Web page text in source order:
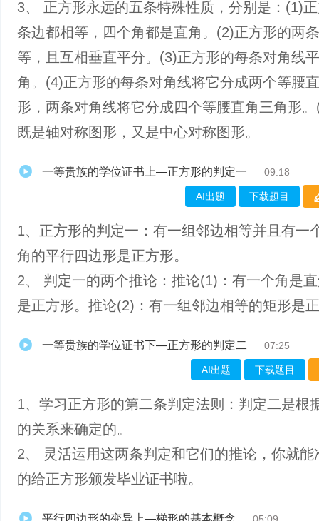
3、 正方形永远的五条特殊性质，分别是：(1)
条边都相等，四个角都是直角。(2)正方形的两
等，且互相垂直平分。(3)正方形的每条对角线
角。(4)正方形的每条对角线将它分成两个等腰
形，两条对角线将它分成四个等腰直角三角形
既是轴对称图形，又是中心对称图形。
一等贵族的学位证书上—正方形的判定一 09:18
AI出题 下载题目
1、正方形的判定一：有一组邻边相等并且有一
角的平行四边形是正方形。
2、 判定一的两个推论：推论(1)：有一个角是
是正方形。推论(2)：有一组邻边相等的矩形是
一等贵族的学位证书下—正方形的判定二 07:25
AI出题 下载题目
1、学习正方形的第二条判定法则：判定二是根
的关系来确定的。
2、 灵活运用这两条判定和它们的推论，你就能
的给正方形颁发毕业证书啦。
平行四边形的变异上—梯形的基本概念